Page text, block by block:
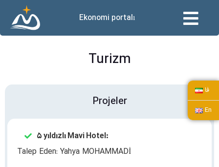
Ekonomi portalı
فا
En
Turizm
Projeler
۵ yıldızlı Mavi Hotel:
Talep Eden: Yahya MOHAMMADİ